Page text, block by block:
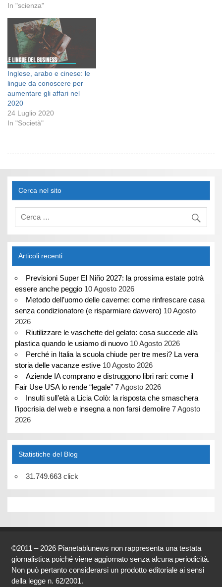
In "scienza"
Inglese, arabo e cinese: le
lingue da conoscere per
aumentare gli affari nel
2020
24 Luglio 2020
In "Società"
Cerca nel sito
Articoli recenti
Previsioni Super El Niño 2027: la prossima estate potrà
essere anche peggio 10 Agosto 2026
Metodo dell’uomo delle caverne: come rinfrescare casa
senza condizionatore (e risparmiare davvero) 10 Agosto
2026
Riutilizzare le vaschette del gelato: cosa succede alla
plastica quando le usiamo di nuovo 10 Agosto 2026
Perché in Italia la scuola chiude per tre mesi? La vera
storia delle vacanze estive 10 Agosto 2026
Aziende IA comprano e distruggono libri rari: come il
Fair Use USA lo rende “legale” 7 Agosto 2026
Insulti sull’età a Licia Colò: la risposta che smaschera
l’ipocrisia del web e insegna a non farsi demolire 7 Agosto
2026
Statistiche del Blog
31.749.663 click
©2011 – 2026 Pianetablunews non rappresenta una testata
giornalistica poiché viene aggiornato senza alcuna periodicità.
Non può pertanto considerarsi un prodotto editoriale ai sensi
della legge n. 62/2001.